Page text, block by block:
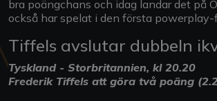
bra poängchans och idag landar det på
också har spelat i den första
Tiffels avslutar dubbeln
Tyskland - Storbritannien, kl 20.20
Frederik Tiffels att göra två poäng